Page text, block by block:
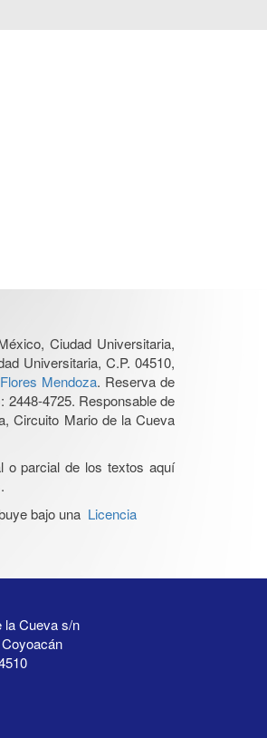
Ciudad Universitaria,
Universitaria, C.P. 04510,
Mendoza. Reserva de
2448-4725. Responsable de
Circuito Mario de la Cueva
o parcial de los textos aquí
bajo una Licencia
la Cueva s/n